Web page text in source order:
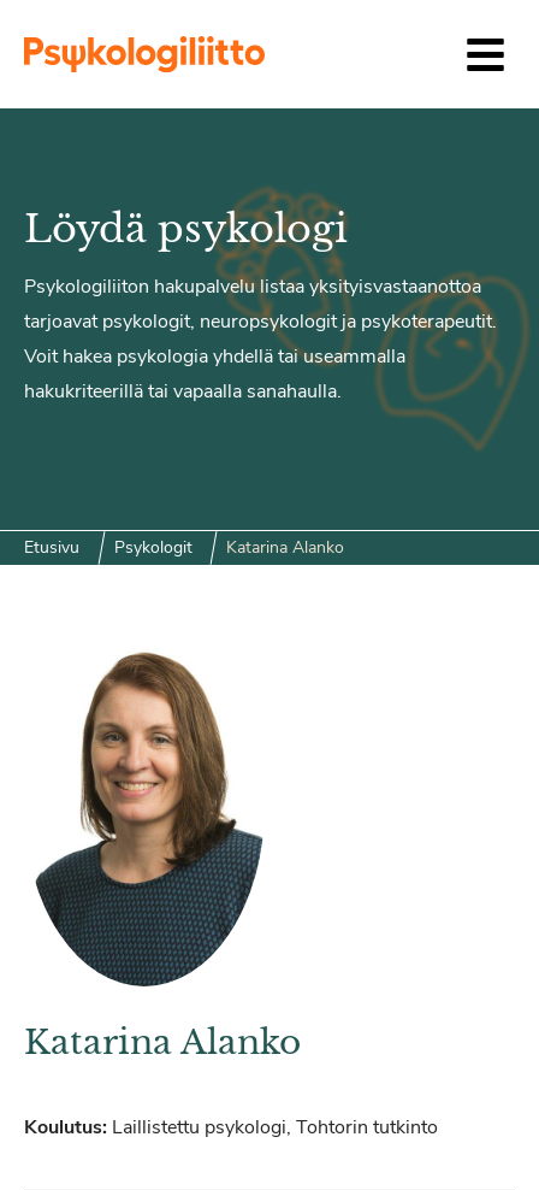
Löydä psykologi
Psykologiliiton hakupalvelu listaa yksityisvastaanottoa
tarjoavat psykologit, neuropsykologit ja psykoterapeutit.
Voit hakea psykologia yhdellä tai useammalla
hakukriteerillä tai vapaalla sanahaulla.
Etusivu Psykologit Katarina Alanko
Katarina Alanko
Koulutus: Laillistettu psykologi, Tohtorin tutkinto